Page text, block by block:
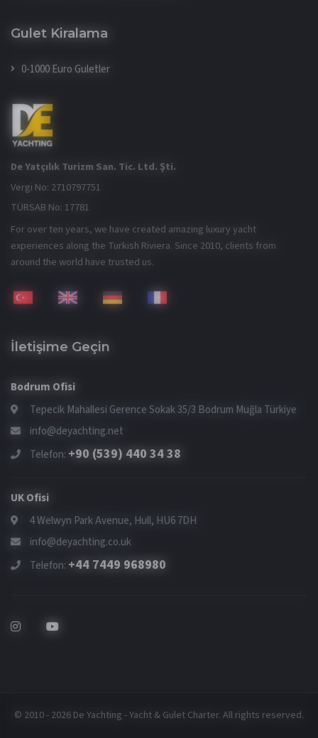
Gulet Kiralama
0-1000 Euro Guletler
De Yatçılık Turizm San. Tic. Ltd. Şti.
Vergi No: 2710797751
TÜRSAB No: 17781
For over ten years, we have created amazing luxury yacht
experiences along the Turkish Riviera. Since 2010, clients from
around the world have trusted us.
İletişime Geçin
Bodrum Ofisi
Tepecik Mahallesi Gerence Sokak 35/3 Bodrum Muğla Türkiye
info@deyachting.net
Telefon: +90 (539) 440 34 38
UK Ofisi
4 Welwyn Park Avenue, Hull, HU6 7DH
info@deyachting.co.uk
Telefon: +44 7449 968980
© 2010 - 2026 De Yachting - Yacht & Gulet Charter. All rights reserved.